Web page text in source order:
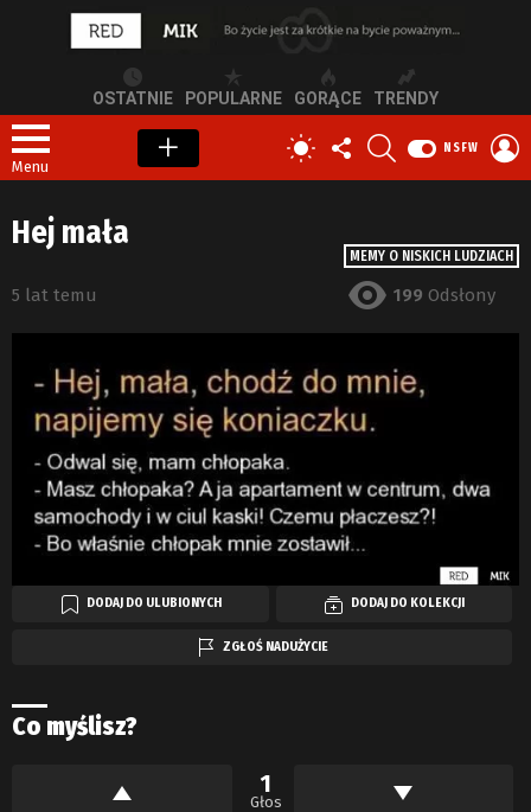
OSTATNIE POPULARNE GORĄCE TRENDY
Menu
PRZEŁĄCZ
SKÓRKĘ
OBSERWUJ
NAS
NSFW
MEMY O NISKICH LUDZIACH
Hej mała
5 lat temu 199 Odsłony
DODAJ DO ULUBIONYCH DODAJ DO KOLEKCJI
ZGŁOŚ NADUŻYCIE
Co myślisz?
1
Głos